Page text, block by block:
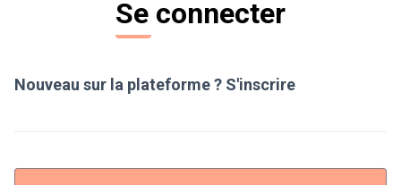
Se connecter
Nouveau sur la plateforme ? S'inscrire